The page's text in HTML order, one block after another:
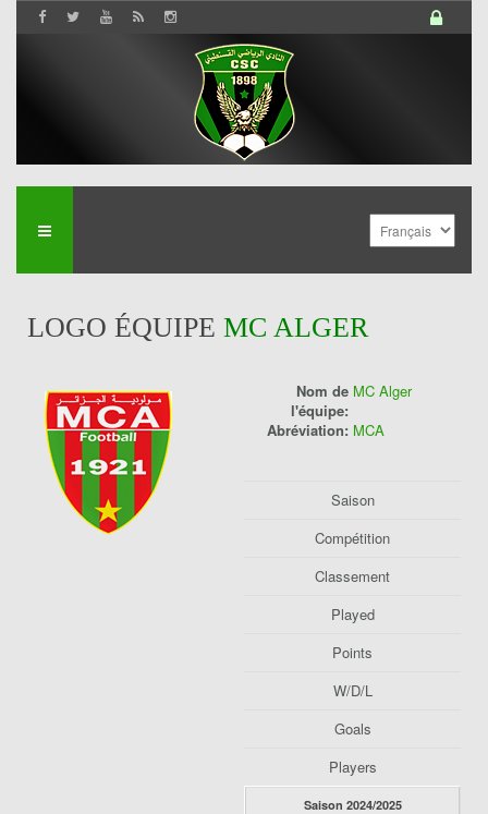
LOGO ÉQUIPE MC ALGER
Nom de
l'équipe:
MC Alger
Abréviation: MCA
History
Saison
Compétition
Classement
Played
Points
W/D/L
Goals
Players
Saison 2024/2025